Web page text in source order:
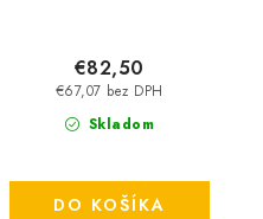
Skladom
€67,07 bez DPH
€82,50
DO KOŠÍKA